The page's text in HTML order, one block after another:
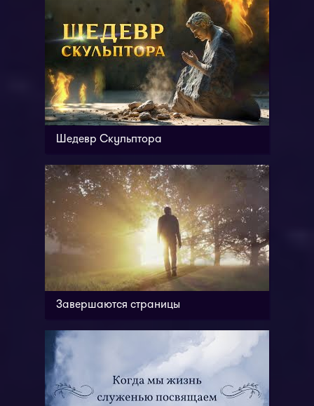
Шедевр Скульптора
Завершаются страницы